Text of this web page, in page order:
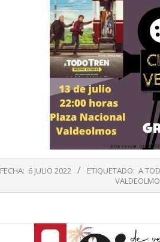
FECHA: 6 JULIO 2022 ETIQUETADO: A